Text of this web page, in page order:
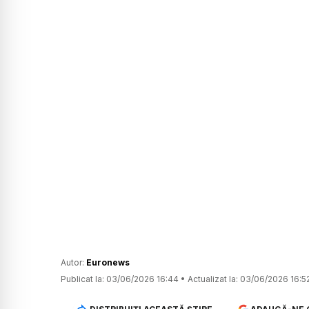
Autor: Euronews
Publicat la: 03/06/2026 16:44 • Actualizat la: 03/06/2026